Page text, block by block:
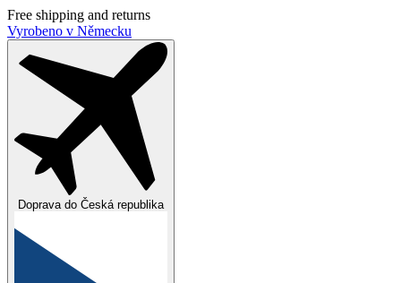
Free shipping and returns
Vyrobeno v Německu
Doprava do Česká republika